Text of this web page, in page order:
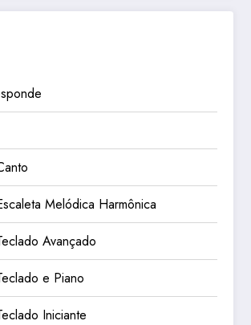
Melódica Harmônica
Avançado
e Piano
Iniciante